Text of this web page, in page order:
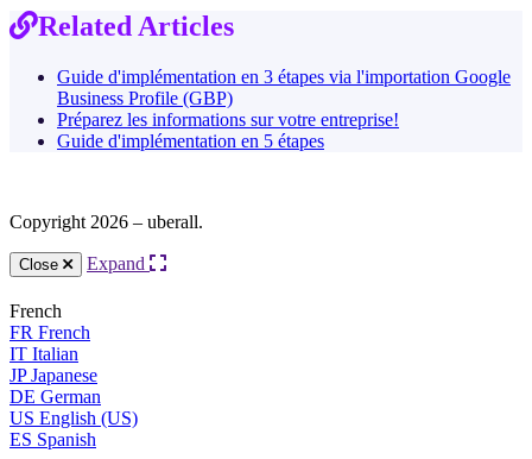
Related Articles
Guide d'implémentation en 3 étapes via l'importation Google
Business Profile (GBP)
Préparez les informations sur votre entreprise!
Guide d'implémentation en 5 étapes
Copyright 2026 – uberall.
Close Expand
French
FR French
IT Italian
JP Japanese
DE German
US English (US)
ES Spanish